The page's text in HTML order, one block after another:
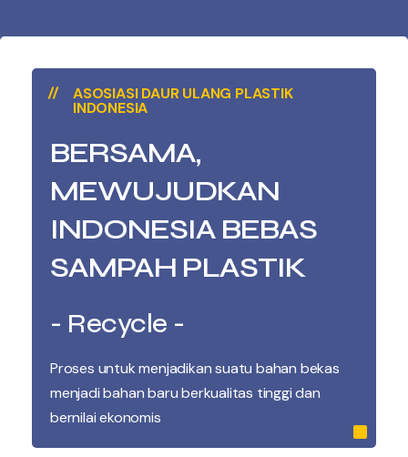
ASOSIASI DAUR ULANG PLASTIK
INDONESIA
BERSAMA,
MEWUJUDKAN
INDONESIA BEBAS
SAMPAH PLASTIK
- Recycle -
Proses untuk menjadikan suatu bahan bekas
menjadi bahan baru berkualitas tinggi dan
bernilai ekonomis